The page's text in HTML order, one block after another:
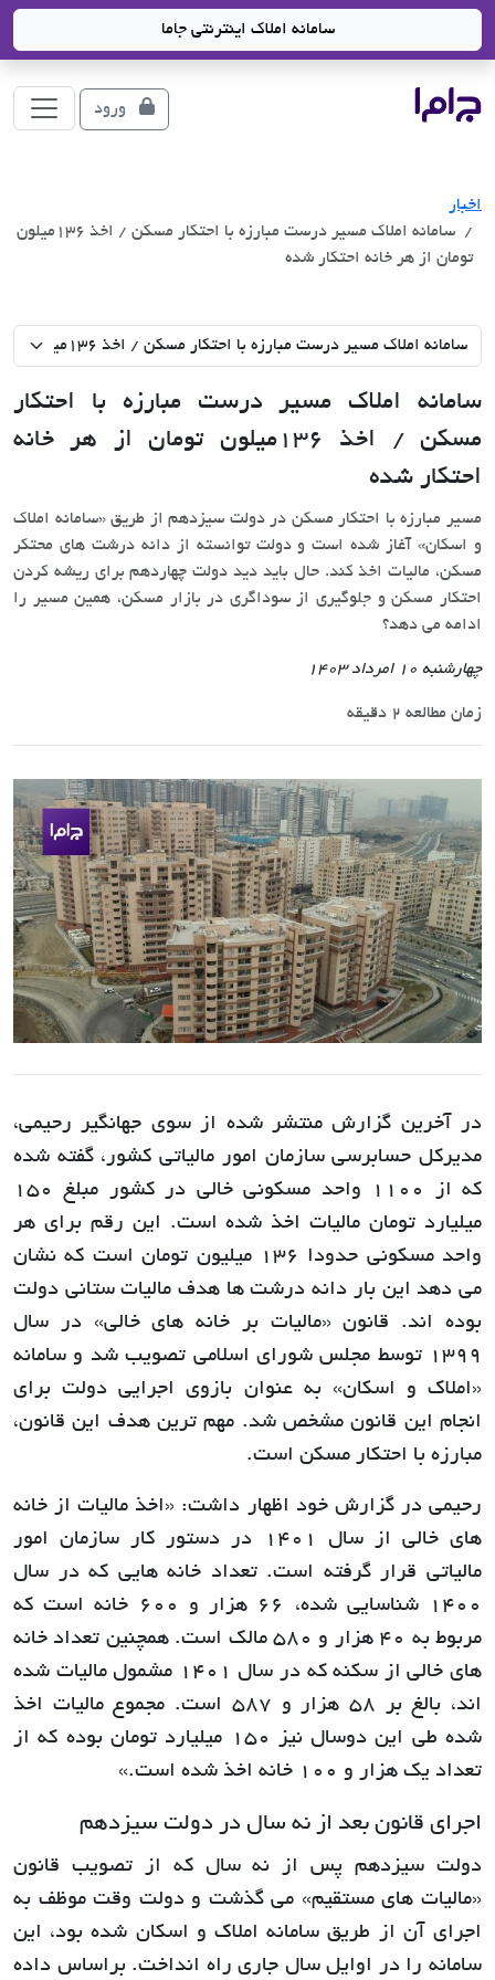
سامانه املاک اینترنتی جاما
- سامانه جامع املاک و مشاورین املاک
ورود
اخبار
سامانه املاک مسیر درست مبارزه با احتکار مسکن / اخذ 136میلون
تومان از هر خانه احتکار شده
سامانه املاک مسیر درست مبارزه با احتکار
مسکن / اخذ 136میلون تومان از هر خانه
احتکار شده
مسیر مبارزه با احتکار مسکن در دولت سیزدهم از طریق «سامانه املاک
و اسکان» آغاز شده است و دولت توانسته از دانه درشت های محتکر
مسکن، مالیات اخذ کند. حال باید دید دولت چهاردهم برای ریشه کردن
احتکار مسکن و جلوگیری از سوداگری در بازار مسکن، همین مسیر را
ادامه می دهد؟
چهارشنبه 10 امرداد 1403
زمان مطالعه 2 دقیقه
در آخرین گزارش منتشر شده از سوی جهانگیر رحیمی،
مدیرکل حسابرسی سازمان امور مالیاتی کشور، گفته شده
که از 1100 واحد مسکونی خالی در کشور مبلغ 150
میلیارد تومان مالیات اخذ شده است. این رقم برای هر
واحد مسکونی حدودا 136 میلیون تومان است که نشان
می دهد این بار دانه درشت ها هدف مالیات ستانی دولت
بوده اند. قانون «مالیات بر خانه های خالی» در سال
1399 توسط مجلس شورای اسلامی تصویب شد و سامانه
«املاک و اسکان» به عنوان بازوی اجرایی دولت برای
انجام این قانون مشخص شد. مهم ترین هدف این قانون،
مبارزه با احتکار مسکن است.
رحیمی در گزارش خود اظهار داشت: «اخذ مالیات از خانه
های خالی از سال 1401 در دستور کار سازمان امور
مالیاتی قرار گرفته است. تعداد خانه هایی که در سال
1400 شناسایی شده، 66 هزار و 600 خانه است که
مربوط به 40 هزار و 580 مالک است. همچنین تعداد خانه
های خالی از سکنه که در سال 1401 مشمول مالیات شده
اند، بالغ بر 58 هزار و 587 است. مجموع مالیات اخذ
شده طی این دوسال نیز 150 میلیارد تومان بوده که از
تعداد یک هزار و 100 خانه اخذ شده است.»
اجرای قانون بعد از نه سال در دولت سیزدهم
دولت سیزدهم پس از نه سال که از تصویب قانون
«مالیات های مستقیم» می گذشت و دولت وقت موظف به
اجرای آن از طریق سامانه املاک و اسکان شده بود، این
سامانه را در اوایل سال جاری راه انداخت. براساس داده